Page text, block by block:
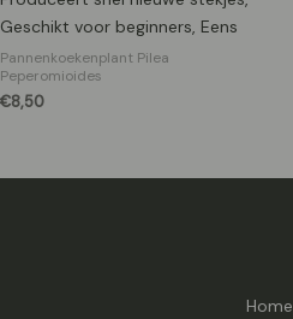
Geschikt voor beginners, Eens
Pannenkoekenplant Pilea
Peperomioides
€8,50
Home